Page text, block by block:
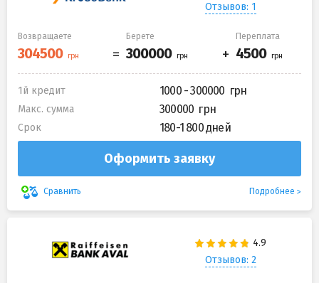
Отзывов: 1
Возвращаете Берете Переплата
1й кредит 1000 - 300000
Макс. сумма 300000
Срок 180-1 800 дней
Оформить заявку
Сравнить Подробнее
Отзывов: 2